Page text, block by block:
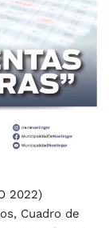
2022)
Cuadro de